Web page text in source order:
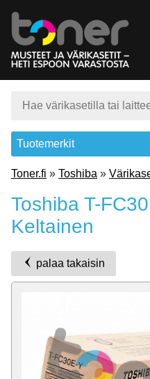
Tuotemerkit
Toner.fi » Toshiba »
Toshiba T-
Keltainen
palaa takaisin